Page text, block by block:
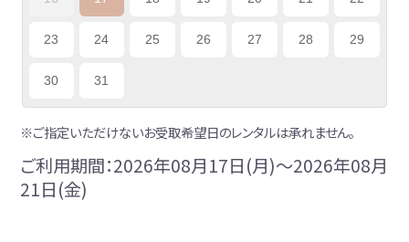
23 24 25 26 27 28 29
30 31
※ご指定いただけないお受取希望日のレンタルは承れません。
ご利用期間：2026年08月17日(月)～2026年08月
21日(金)